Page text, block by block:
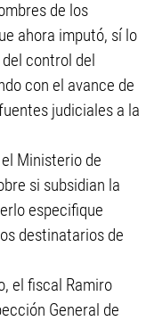
de los
ahora imputó, sí lo
control del
con el avance de
judiciales a la
Ministerio de
si subsidian la
especifique
destinatarios de
el fiscal Ramiro
General de